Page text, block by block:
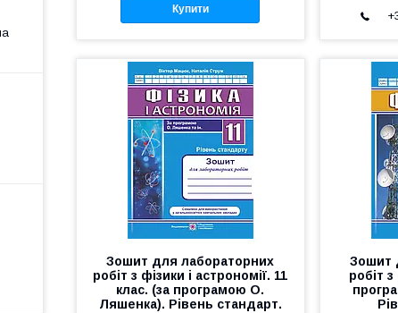
Купити
Зошит для лабораторних
робіт з фізики і астрономії. 11
клас. (за програмою О.
Ляшенка). Рівень стандарт.
Зошит
робіт